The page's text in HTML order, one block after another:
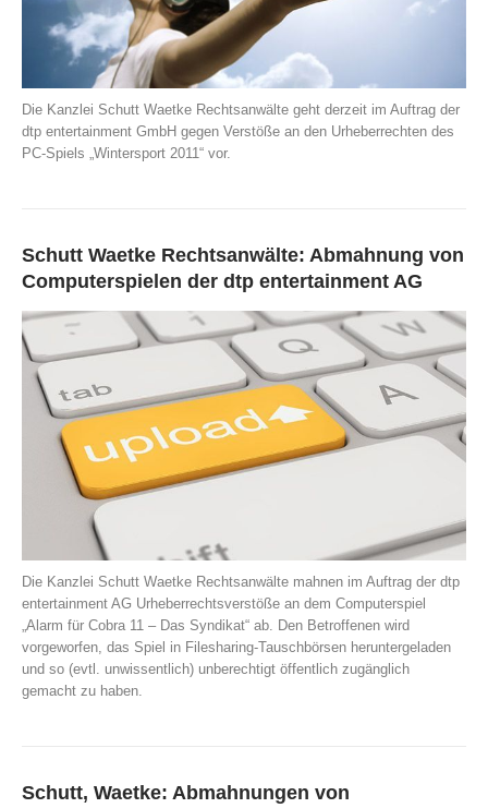
Die Kanzlei Schutt Waetke Rechtsanwälte geht derzeit im Auftrag der
dtp entertainment GmbH gegen Verstöße an den Urheberrechten des
PC-Spiels „Wintersport 2011“ vor.
Schutt Waetke Rechtsanwälte: Abmahnung von
Computerspielen der dtp entertainment AG
Die Kanzlei Schutt Waetke Rechtsanwälte mahnen im Auftrag der dtp
entertainment AG Urheberrechtsverstöße an dem Computerspiel
„Alarm für Cobra 11 – Das Syndikat“ ab. Den Betroffenen wird
vorgeworfen, das Spiel in Filesharing-Tauschbörsen heruntergeladen
und so (evtl. unwissentlich) unberechtigt öffentlich zugänglich
gemacht zu haben.
Schutt, Waetke: Abmahnungen von